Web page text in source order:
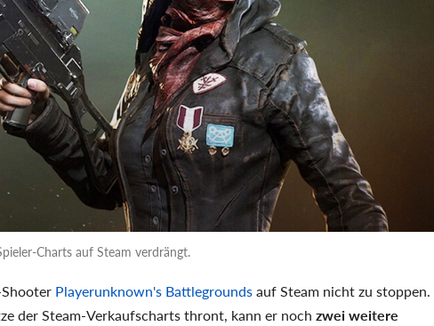
Charts auf Steam verdrängt.
Playerunknown's Battlegroundsauf Steam nicht zu stoppen.
der Steam-Verkaufscharts thront, kann er noch zwei weitere